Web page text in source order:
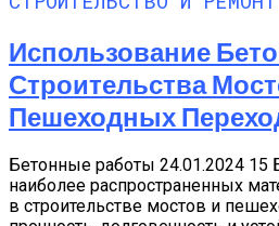
Использование
Строительства
Пешеходных
Бетонные работы 24.01.2024 15
наиболее распространенных
в строительстве мостов и